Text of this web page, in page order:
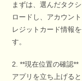
まずは、選んだタク
ロードし、アカウン
レジットカード情報
す。
2. **現在位置の確認**
アプリを立ち上げる